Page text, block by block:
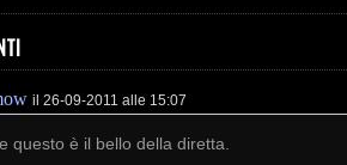
il 26-09-2011 alle 15:07
questo è il bello della diretta.